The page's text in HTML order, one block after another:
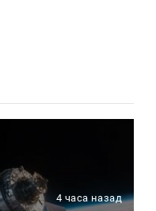
4 часа назад